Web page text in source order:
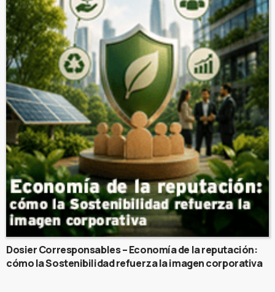
Dosier Corresponsables – Economía de la reputación:
cómo la Sostenibilidad refuerza la imagen corporativa